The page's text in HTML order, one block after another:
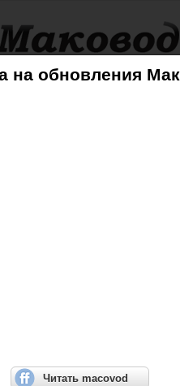
на обновления
Читать macovod
Mac iPhone iPad iPod
(русская